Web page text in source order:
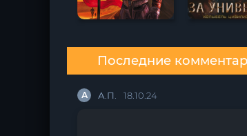
Последние
А А.П. 18.10.24